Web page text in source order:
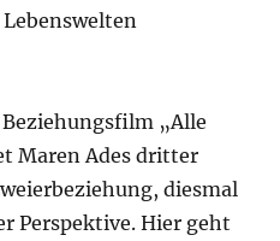
„Alle
Maren Ades dritter
diesmal
Perspektive. Hier geht